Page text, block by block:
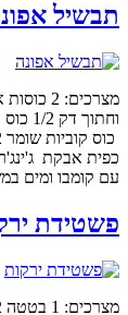
תבשיל
כפית אבקת
עם קומבו ומים
פשטידת